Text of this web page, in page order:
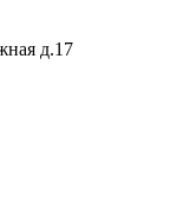
д.17